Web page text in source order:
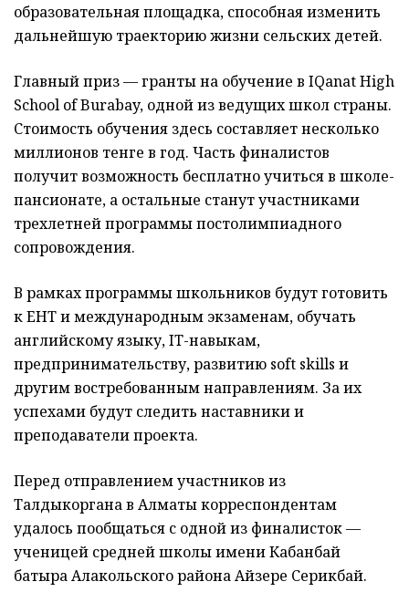
образовательная площадка, способная изменить
дальнейшую траекторию жизни сельских детей.
Главный приз — гранты на обучение в IQanat High
School of Burabay, одной из ведущих школ страны.
Стоимость обучения здесь составляет несколько
миллионов тенге в год. Часть финалистов
получит возможность бесплатно учиться в школе-
пансионате, а остальные станут участниками
трехлетней программы постолимпиадного
сопровождения.
В рамках программы школьников будут готовить
к ЕНТ и международным экзаменам, обучать
английскому языку, IT-навыкам,
предпринимательству, развитию soft skills и
другим востребованным направлениям. За их
успехами будут следить наставники и
преподаватели проекта.
Перед отправлением участников из
Талдыкоргана в Алматы корреспондентам
удалось пообщаться с одной из финалисток —
ученицей средней школы имени Кабанбай
батыра Алакольского района Айзере Серикбай.